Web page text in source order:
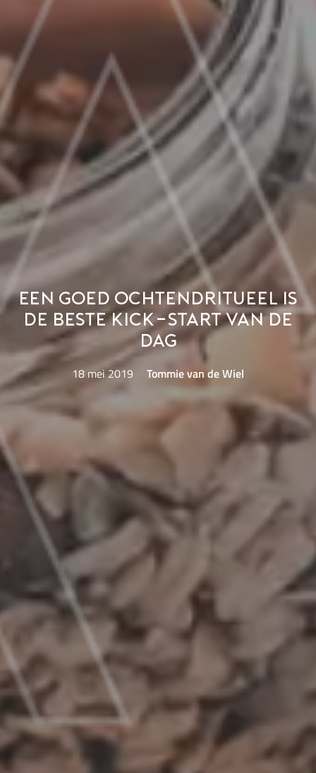
Een goed ochtendritueel is
de beste kick-start van de
dag
18 mei 2019 Tommie van de Wiel